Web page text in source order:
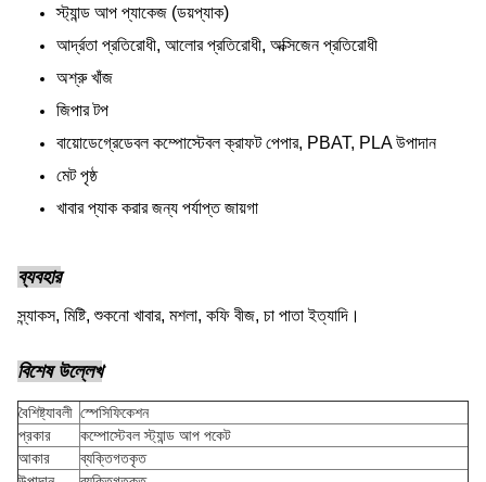
স্ট্যান্ড আপ প্যাকেজ (ডয়প্যাক)
আর্দ্রতা প্রতিরোধী, আলোর প্রতিরোধী, অক্সিজেন প্রতিরোধী
অশ্রু খাঁজ
জিপার টপ
বায়োডেগ্রেডেবল কম্পোস্টেবল ক্রাফট পেপার, PBAT, PLA উপাদান
মেট পৃষ্ঠ
খাবার প্যাক করার জন্য পর্যাপ্ত জায়গা
ব্যবহার
স্ন্যাকস, মিষ্টি, শুকনো খাবার, মশলা, কফি বীজ, চা পাতা ইত্যাদি।
বিশেষ উল্লেখ
বৈশিষ্ট্যাবলী স্পেসিফিকেশন
প্রকার
কম্পোস্টেবল স্ট্যান্ড আপ পকেট
আকার
ব্যক্তিগতকৃত